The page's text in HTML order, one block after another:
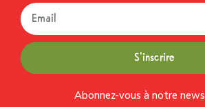
S'inscrire
Abonnez-vous à notre